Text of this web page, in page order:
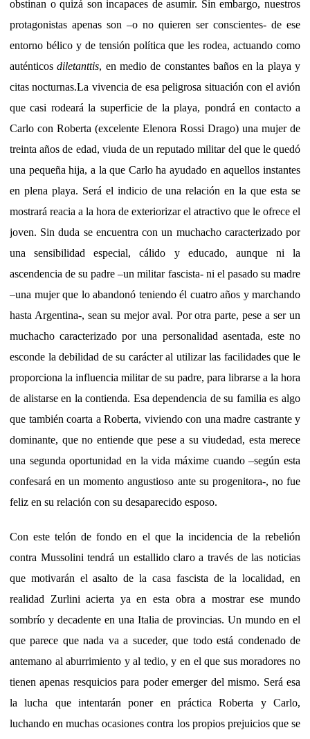
obstinan o quizá son incapaces de asumir. Sin embargo, nuestros
protagonistas apenas son –o no quieren ser conscientes- de ese
entorno bélico y de tensión política que les rodea, actuando como
auténticosdiletanttis, en medio de constantes baños en la playa y
citas nocturnas.La vivencia de esa peligrosa situación con el avión
que casi rodeará la superficie de la playa, pondrá en contacto a
Carlo con Roberta (excelente Elenora Rossi Drago) una mujer de
treinta años de edad, viuda de un reputado militar del que le quedó
una pequeña hija, a la que Carlo ha ayudado en aquellos instantes
en plena playa. Será el indicio de una relación en la que esta se
mostrará reacia a la hora de exteriorizar el atractivo que le ofrece el
joven. Sin duda se encuentra con un muchacho caracterizado por
una sensibilidad especial, cálido y educado, aunque ni la
ascendencia de su padre –un militar fascista- ni el pasado su madre
–una mujer que lo abandonó teniendo él cuatro años y marchando
hasta Argentina-, sean su mejor aval. Por otra parte, pese a ser un
muchacho caracterizado por una personalidad asentada, este no
esconde la debilidad de su carácter al utilizar las facilidades que le
proporciona la influencia militar de su padre, para librarse a la hora
de alistarse en la contienda. Esa dependencia de su familia es algo
que también coarta a Roberta, viviendo con una madre castrante y
dominante, que no entiende que pese a su viudedad, esta merece
una segunda oportunidad en la vida máxime cuando –según esta
confesará en un momento angustioso ante su progenitora-, no fue
feliz en su relación con su desaparecido esposo.
Con este telón de fondo en el que la incidencia de la rebelión
contra Mussolini tendrá un estallido claro a través de las noticias
que motivarán el asalto de la casa fascista de la localidad, en
realidad Zurlini acierta ya en esta obra a mostrar ese mundo
sombrío y decadente en una Italia de provincias. Un mundo en el
que parece que nada va a suceder, que todo está condenado de
antemano al aburrimiento y al tedio, y en el que sus moradores no
tienen apenas resquicios para poder emerger del mismo. Será esa
la lucha que intentarán poner en práctica Roberta y Carlo,
luchando en muchas ocasiones contra los propios prejuicios que se